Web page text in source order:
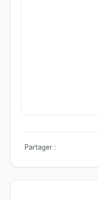
Partager :